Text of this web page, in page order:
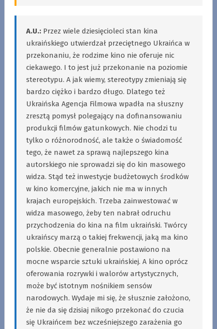
A.U.: Przez wiele dziesięcioleci stan kina
ukraińskiego utwierdzał przeciętnego Ukraińca w
przekonaniu, że rodzime kino nie oferuje nic
ciekawego. I to jest już przekonanie na poziomie
stereotypu. A jak wiemy, stereotypy zmieniają się
bardzo ciężko i bardzo długo. Dlatego też
Ukraińska Agencja Filmowa wpadła na słuszny
zresztą pomysł polegający na dofinansowaniu
produkcji filmów gatunkowych. Nie chodzi tu
tylko o różnorodność, ale także o świadomość
tego, że nawet za sprawą najlepszego kina
autorskiego nie sprowadzi się do kin masowego
widza. Stąd też inwestycje budżetowych środków
w kino komercyjne, jakich nie ma w innych
krajach europejskich. Trzeba zainwestować w
widza masowego, żeby ten nabrał odruchu
przychodzenia do kina na film ukraiński. Twórcy
ukraińscy marzą o takiej frekwencji, jaką ma kino
polskie. Obecnie generalnie postawiono na
mocne wsparcie sztuki ukraińskiej. A kino oprócz
oferowania rozrywki i walorów artystycznych,
może być istotnym nośnikiem sensów
narodowych. Wydaje mi się, że słusznie założono,
że nie da się dzisiaj nikogo przekonać do czucia
się Ukraińcem bez wcześniejszego zarażenia go